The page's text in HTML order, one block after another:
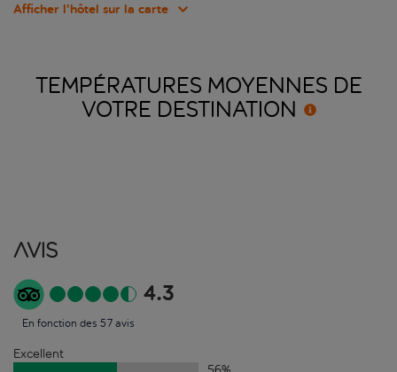
Afficher l’hôtel sur la carte
TEMPÉRATURES MOYENNES DE
VOTRE DESTINATION
Avis
4.3
En fonction des 57 avis
Excellent